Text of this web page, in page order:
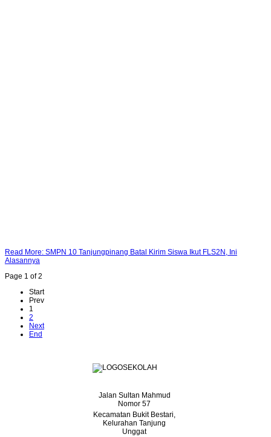
Read More: SMPN 10 Tanjungpinang Batal Kirim Siswa Ikut FLS2N, Ini
Alasannya
Page 1 of 2
Start
Prev
1
2
Next
End
Jalan Sultan Mahmud
Nomor 57
Kecamatan Bukit Bestari,
Kelurahan Tanjung
Unggat